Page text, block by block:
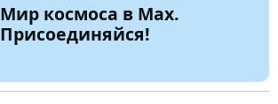
Мир космоса в Max.
Присоединяйся!